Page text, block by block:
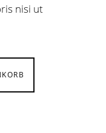
nisi ut